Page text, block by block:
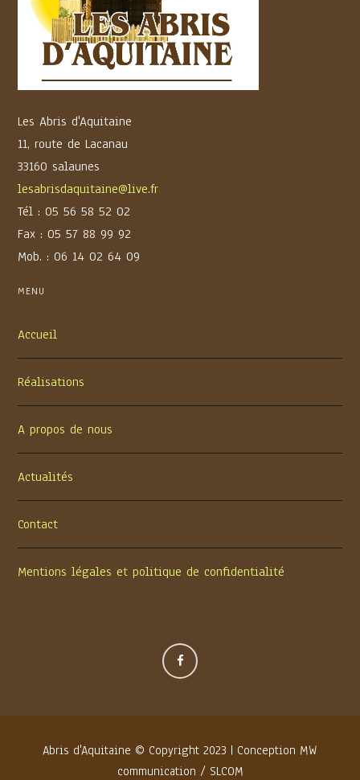
Les Abris d'Aquitaine
11, route de Lacanau
33160 salaunes
lesabrisdaquitaine@live.fr
Tél : 05 56 58 52 02
Fax : 05 57 88 99 92
Mob. : 06 14 02 64 09
MENU
Accueil
Réalisations
A propos de nous
Actualités
Contact
Mentions légales et politique de confidentialité
Abris d'Aquitaine © Copyright 2023 | Conception MW
communication / SLCOM